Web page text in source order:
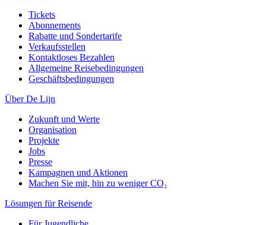
Tickets
Abonnements
Rabatte und Sondertarife
Verkaufsstellen
Kontaktloses Bezahlen
Allgemeine Reisebedingungen
Geschäftsbedingungen
Über De Lijn
Zukunft und Werte
Organisation
Projekte
Jobs
Presse
Kampagnen und Aktionen
Machen Sie mit, hin zu weniger CO₂
Lösungen für Reisende